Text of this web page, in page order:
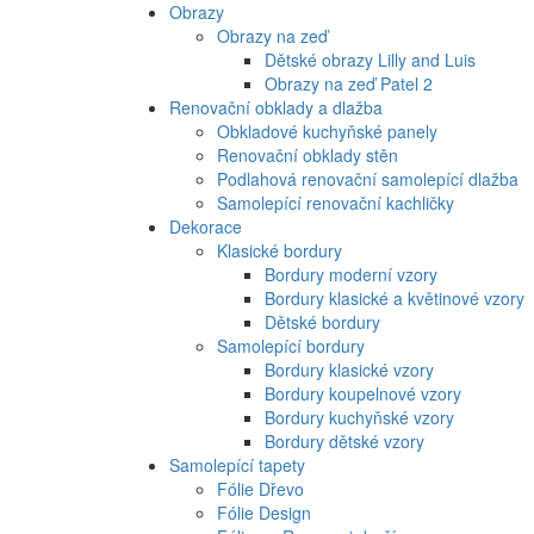
Obrazy
Obrazy na zeď
Dětské obrazy Lilly and Luis
Obrazy na zeď Patel 2
Renovační obklady a dlažba
Obkladové kuchyňské panely
Renovační obklady stěn
Podlahová renovační samolepící dlažba
Samolepící renovační kachličky
Dekorace
Klasické bordury
Bordury moderní vzory
Bordury klasické a květinové vzory
Dětské bordury
Samolepící bordury
Bordury klasické vzory
Bordury koupelnové vzory
Bordury kuchyňské vzory
Bordury dětské vzory
Samolepící tapety
Fólie Dřevo
Fólie Design